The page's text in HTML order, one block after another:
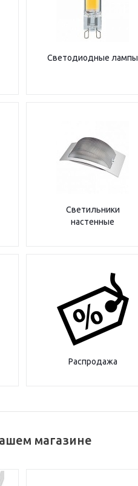
Светодиодные лампы
Светильники
настенные
Распродажа
магазине